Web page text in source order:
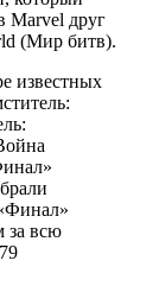
Marvel друг
(Мир битв).
известных
за всю